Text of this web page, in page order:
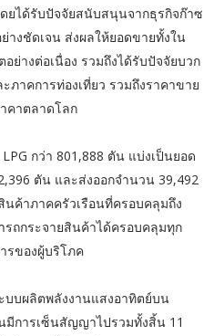
ยได้รับปัจจัยสนับสนุนจากธุรกิจก๊าซ
างชัดเจน ส่งผลให้ยอดขายทั้งใน
ย่างต่อเนื่อง รวมถึงได้รับปัจจัยบวก
ภาคการท่องเที่ยว รวมถึงราคาขาย
คาตลาดโลก
กว่า 801,888 ตัน แบ่งเป็นยอด
ตัน และส่งออกจำนวน 39,492
ค้าภาคครัวเรือนที่ครอบคลุมถึง
รถกระจายสินค้าได้ครอบคลุมทุก
รของผู้บริโภค
บผลิตพลังงานแสงอาทิตย์บน
การเซ็นสัญญาไปรวมทั้งสิ้น 11